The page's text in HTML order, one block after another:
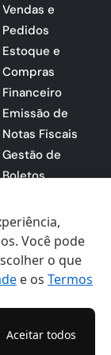
Vendas e
Pedidos
Estoque e
Compras
Financeiro
Emissão de
Notas Fiscais
Gestão de
Boletos
Você pode
o que
e os Termos
Aceitar todos